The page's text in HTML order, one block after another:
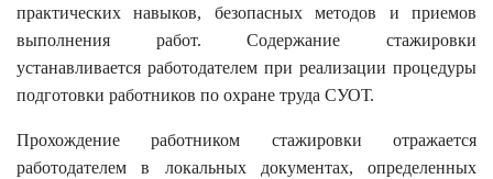
практических навыков, безопасных методов и приемов
выполнения работ. Содержание стажировки
устанавливается работодателем при реализации процедуры
подготовки работников по охране труда СУОТ.
Прохождение работником стажировки отражается
работодателем в локальных документах, определенных